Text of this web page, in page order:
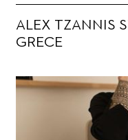
ALEX TZANNIS
GRECE